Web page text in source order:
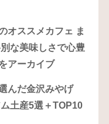
オススメカフェ ま
な美味しさで心豊
アーカイブ
んだ金沢みやげ
土産5選＋TOP10